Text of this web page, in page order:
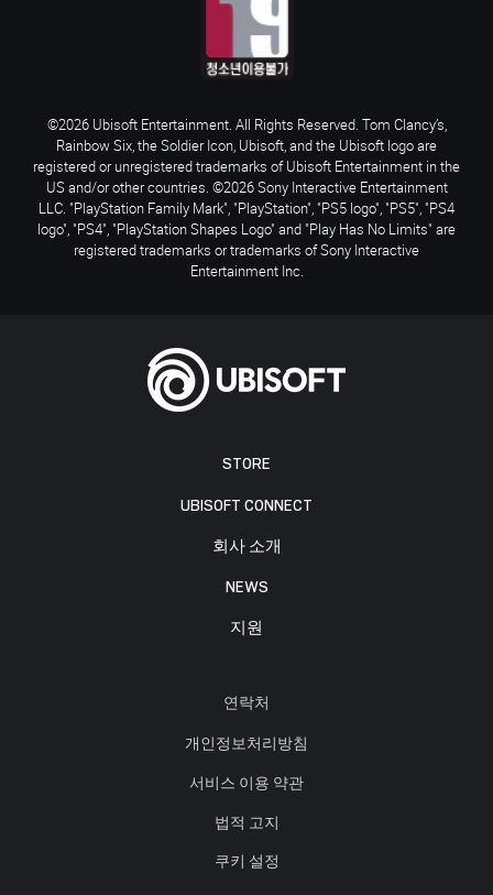
STORE
UBISOFT CONNECT
회사 소개
NEWS
지원
연락처
개인정보처리방침
서비스 이용 약관
법적 고지
쿠키 설정
©2026 Ubisoft Entertainment. All Rights Reserved. Tom Clancy’s,
Rainbow Six, the Soldier Icon, Ubisoft, and the Ubisoft logo are
registered or unregistered trademarks of Ubisoft Entertainment in the
US and/or other countries. ©2026 Sony Interactive Entertainment
LLC. "PlayStation Family Mark", "PlayStation", "PS5 logo", "PS5", "PS4
logo", "PS4", "PlayStation Shapes Logo" and "Play Has No Limits" are
registered trademarks or trademarks of Sony Interactive
Entertainment Inc.